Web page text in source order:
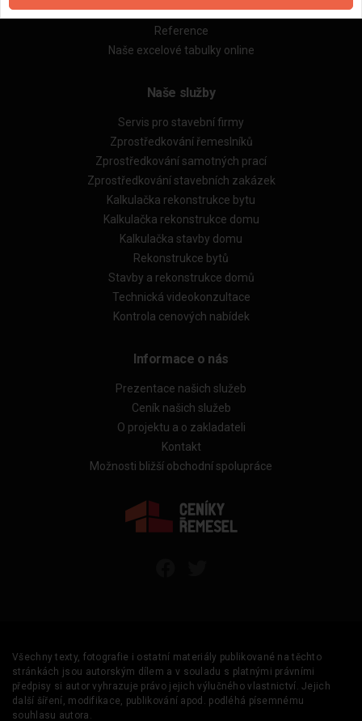
Obchodní podmínky (rozpočtování)
Reference
Naše excelové tabulky online
Naše služby
Servis pro stavební firmy
Zprostředkování řemeslníků
Zprostředkování samotných prací
Zprostředkování stavebních zakázek
Kalkulačka rekonstrukce bytu
Kalkulačka rekonstrukce domu
Kalkulačka stavby domu
Rekonstrukce bytů
Stavby a rekonstrukce domů
Technická videokonzultace
Kontrola cenových nabídek
Informace o nás
Prezentace našich služeb
Ceník našich služeb
O projektu a o zakladateli
Kontakt
Možnosti bližší obchodní spolupráce
Všechny texty, fotografie i ostatní materiály publikované na těchto
stránkách jsou autorským dílem a v souladu s platnými právními
předpisy si autor vyhrazuje právo jejich výlučného vlastnictví. Jejich
další šíření, modifikace, publikování apod. podléhá písemnému
souhlasu autora.